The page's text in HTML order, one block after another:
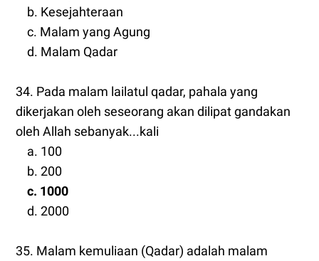
b. Kesejahteraan
c. Malam yang Agung
d. Malam Qadar
34. Pada malam lailatul qadar, pahala yang
dikerjakan oleh seseorang akan dilipat gandakan
oleh Allah sebanyak...kali
a. 100
b. 200
c. 1000
d. 2000
35. Malam kemuliaan (Qadar) adalah malam